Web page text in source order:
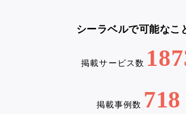
シーラベルで可能なこ
掲載サービス数
掲載事例数 718